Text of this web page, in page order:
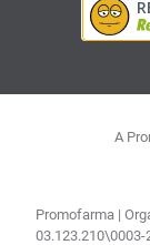
A
Promofarma |
03.123.210\0003-